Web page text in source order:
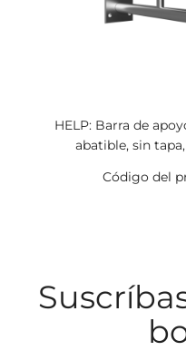
HELP: Barra de
abatible, sin
Código del